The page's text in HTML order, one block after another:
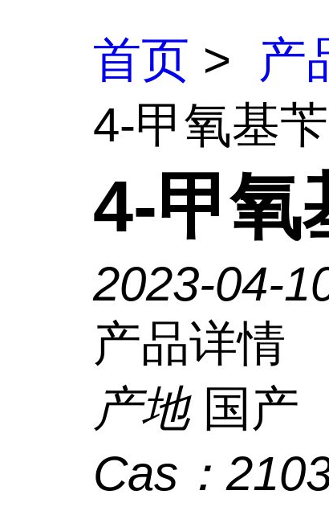
首页 > 产
4-甲氧基
4-甲氧
2023-04-
产品详情
产地 国产
Cas：